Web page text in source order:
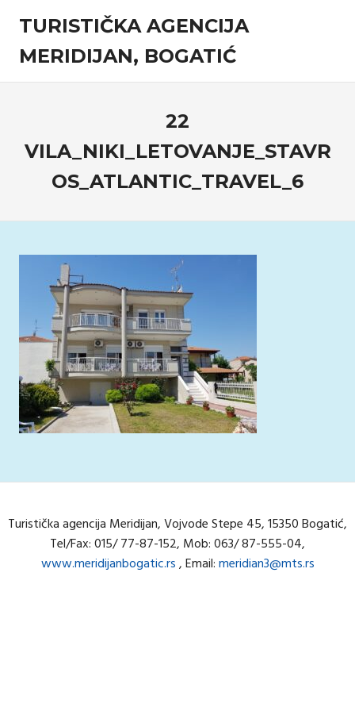
content
TURISTIČKA AGENCIJA
MERIDIJAN, BOGATIĆ
Turistička
22
VILA_NIKI_LETOVANJE_STAVR
OS_ATLANTIC_TRAVEL_6
Turistička agencija Meridijan, Vojvode Stepe 45, 15350 Bogatić,
Tel/Fax: 015/ 77-87-152, Mob: 063/ 87-555-04,
www.meridijanbogatic.rs, Email:meridian3@mts.rs